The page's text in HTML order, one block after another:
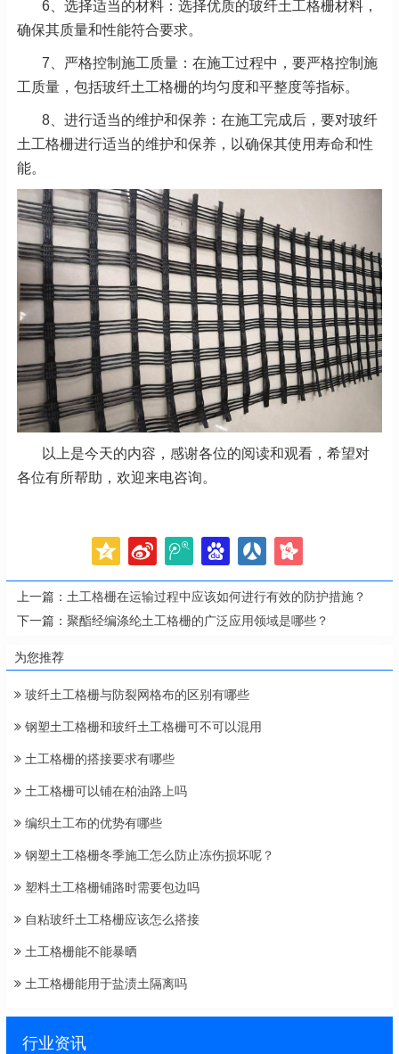
6、选择适当的材料：选择优质的玻纤土工格栅材料，
确保其质量和性能符合要求。
7、严格控制施工质量：在施工过程中，要严格控制施
工质量，包括玻纤土工格栅的均匀度和平整度等指标。
8、进行适当的维护和保养：在施工完成后，要对玻纤
土工格栅进行适当的维护和保养，以确保其使用寿命和性
能。
以上是今天的内容，感谢各位的阅读和观看，希望对
各位有所帮助，欢迎来电咨询。
上一篇： 土工格栅在运输过程中应该如何进行有效的防护措施？
下一篇： 聚酯经编涤纶土工格栅的广泛应用领域是哪些？
为您推荐
玻纤土工格栅与防裂网格布的区别有哪些
钢塑土工格栅和玻纤土工格栅可不可以混用
土工格栅的搭接要求有哪些
土工格栅可以铺在柏油路上吗
编织土工布的优势有哪些
钢塑土工格栅冬季施工怎么防止冻伤损坏呢？
塑料土工格栅铺路时需要包边吗
自粘玻纤土工格栅应该怎么搭接
土工格栅能不能暴晒
土工格栅能用于盐渍土隔离吗
行业资讯